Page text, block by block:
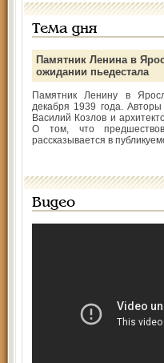
Тема дня
Памятник Ленина в
ожидании пьедестала
Памятник Ленину в
декабря 1939 года.
Василий Козлов и
О том, что
рассказывается в
Видео